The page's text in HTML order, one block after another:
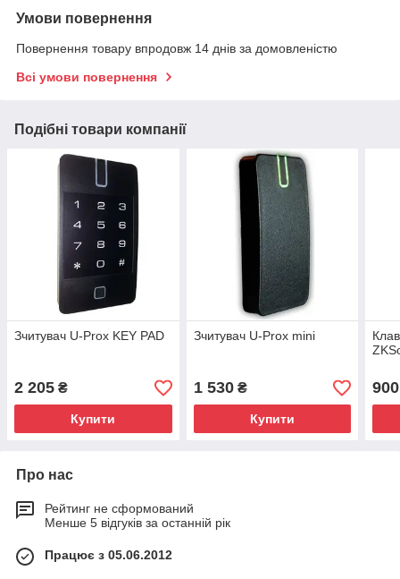
Умови повернення
Повернення товару впродовж 14 днів за домовленістю
Всі умови повернення
Подібні товари компанії
Зчитувач U-Prox KEY PAD
2 205 ₴
Купити
Зчитувач U-Prox mini
1 530₴
Купити
900
Про нас
Рейтинг не сформований
Менше 5 відгуків за останній рік
Працює з 05.06.2012